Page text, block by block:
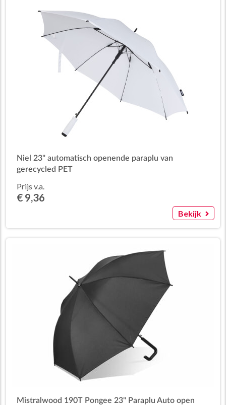
Niel 23" automatisch openende paraplu van
gerecycled PET
Prijs v.a.
€ 9,36
Bekijk
Mistralwood 190T Pongee 23" Paraplu Auto open